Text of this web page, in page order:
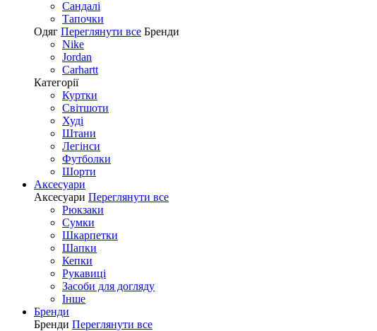
Сандалі
Tапочки
Одяг Переглянути все Бренди
Nike
Jordan
Carhartt
Категорії
Куртки
Світшоти
Худі
Штани
Легінси
Футболки
Шорти
Аксесуари
Аксесуари Переглянути все
Рюкзаки
Сумки
Шкарпетки
Шапки
Кепки
Рукавиці
Засоби для догляду
Інше
Бренди
Бренди Переглянути все